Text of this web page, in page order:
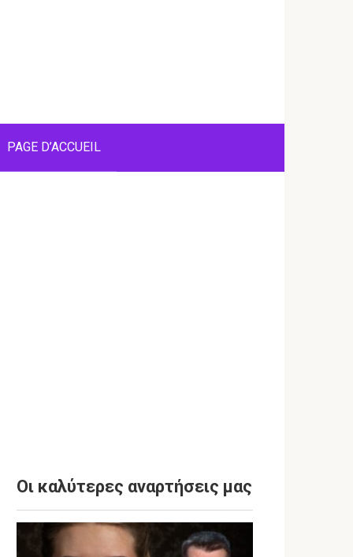
PAGE D’ACCUEIL
Οι καλύτερες αναρτήσεις μας